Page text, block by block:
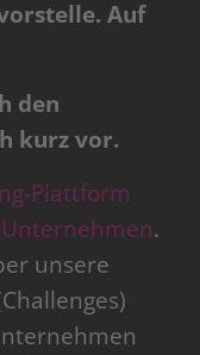
Auf
den
kurz vor.
Plattform
.
unsere